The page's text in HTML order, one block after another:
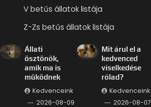
V betűs állatok listája
Z-Zs betűs állatok listája
Állati
ösztönök,
amik ma is
működnek
Kedvenceink
2026-08-09
Mit árul el a
kedvenced
viselkedése
rólad?
Kedvenceink
2026-08-07